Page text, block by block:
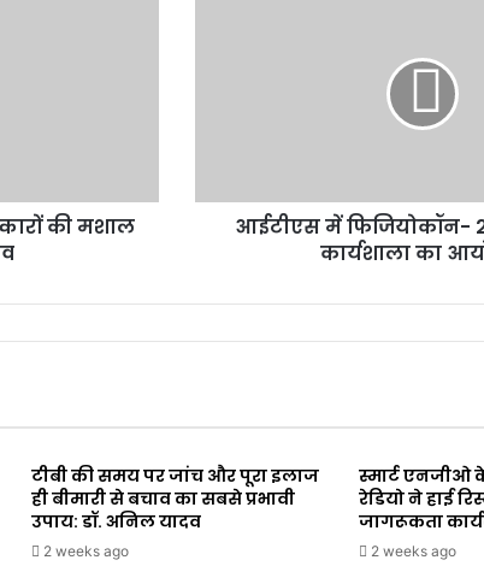
की मशाल
आईटीएस में फिजियोकॉन-
कार्यशाला का
टीबी की समय पर जांच और पूरा इलाज
ही बीमारी से बचाव का सबसे प्रभावी
उपाय: डॉ. अनिल यादव
2 weeks ago
स्मार्ट एनजीओ
रेडियो ने हाई
जागरूकता
2 weeks ago